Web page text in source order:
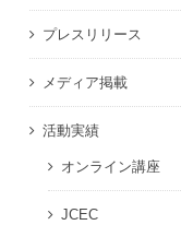
プレスリリース
メディア掲載
活動実績
オンライン講座
JCEC